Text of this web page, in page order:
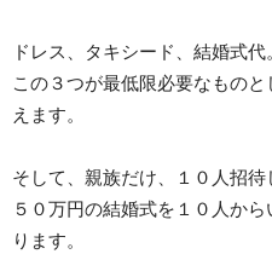
ドレス、タキシード、結婚式代
この３つが最低限必要なもの
えます。
そして、親族だけ、１０人招待
５０万円の結婚式を１０人か
ります。